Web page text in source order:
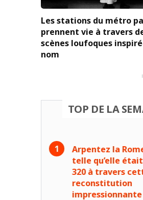
Les stations du métro
prennent vie à travers
scènes loufoques
nom
TOP DE LA
Arpentez la
telle qu’elle était
320 à travers
reconstitution
impressionnante